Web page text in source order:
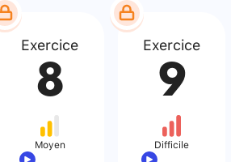
Exercice
8
Moyen
Exercice
9
Difficile